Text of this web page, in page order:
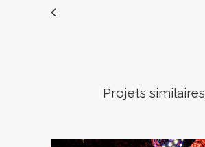
Projets similaires